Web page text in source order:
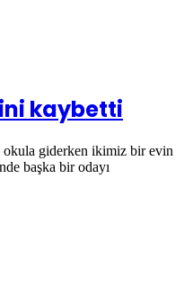
kaybetti
okula giderken ikimiz bir evin
başka bir odayı